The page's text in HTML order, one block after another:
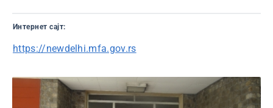
Интернет сајт:
https://newdelhi.mfa.gov.rs